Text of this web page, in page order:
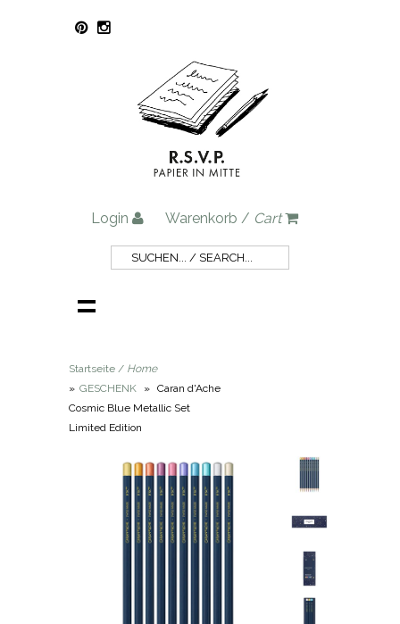
Login Warenkorb / Cart
Startseite / Home
» GESCHENK » Caran d'Ache
Cosmic Blue Metallic Set
Limited Edition